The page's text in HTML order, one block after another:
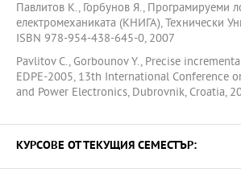
Павлитов К., Горбунов Я., Програмируеми
електромеханиката (КНИГА), Технически
ISBN 978-954-438-645-0, 2007
Pavlitov C., Gorbounov Y., Precise
EDPE-2005, 13th International Conference
and Power Electronics, Dubrovnik, Croatia,
КУРСОВЕ ОТ ТЕКУЩИЯ СЕМЕСТЪР: